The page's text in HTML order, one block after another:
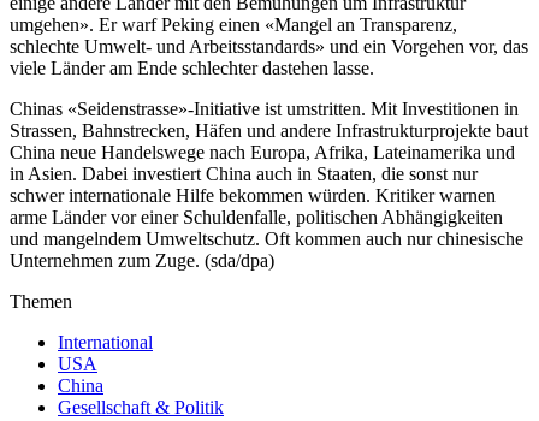
umgehen». Er warf Peking einen «Mangel an Transparenz,
schlechte Umwelt- und Arbeitsstandards» und ein Vorgehen vor, das
viele Länder am Ende schlechter dastehen lasse.
Chinas «Seidenstrasse»-Initiative ist umstritten. Mit Investitionen in
Strassen, Bahnstrecken, Häfen und andere Infrastrukturprojekte baut
China neue Handelswege nach Europa, Afrika, Lateinamerika und
in Asien. Dabei investiert China auch in Staaten, die sonst nur
schwer internationale Hilfe bekommen würden. Kritiker warnen
arme Länder vor einer Schuldenfalle, politischen Abhängigkeiten
und mangelndem Umweltschutz. Oft kommen auch nur chinesische
Unternehmen zum Zuge. (sda/dpa)
Themen
International
USA
China
Gesellschaft & Politik